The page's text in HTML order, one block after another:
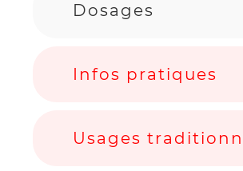
Dosages
Infos pratiques
Usages